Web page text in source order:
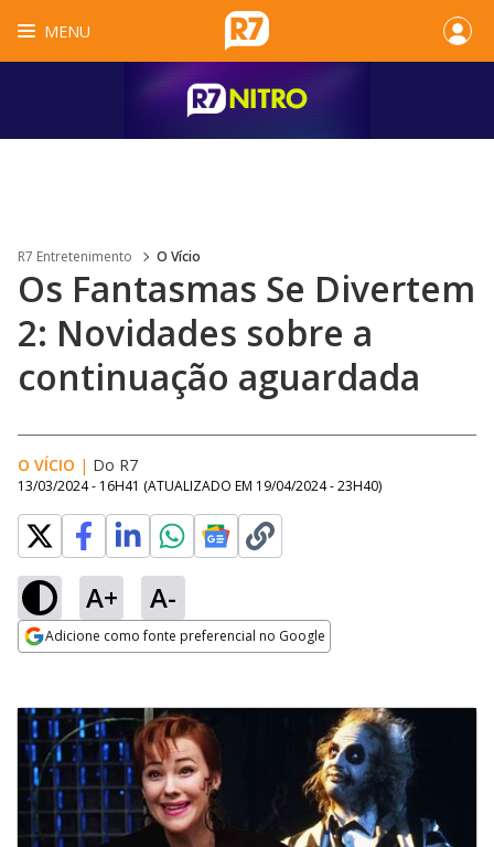
MENU
R7 Entretenimento O Vício
Os Fantasmas Se Divertem
2: Novidades sobre a
continuação aguardada
O VÍCIO | Do R7
13/03/2024 - 16H41 (ATUALIZADO EM 19/04/2024 - 23H40)
A+ A-
Adicione como fonte preferencial no Google